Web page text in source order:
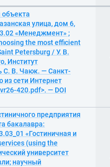
улица, дом 6,
«Менеджмент» ;
the most efficient
Petersburg / У. В.
Институт
С. В. Чаюк. — Санкт-
из сети Интернет
420.pdf>. — DOI
предприятия
бакалавра:
«Гостиничная и
(using the
университет
научный